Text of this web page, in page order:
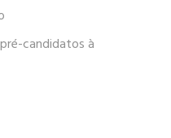
candidatos à